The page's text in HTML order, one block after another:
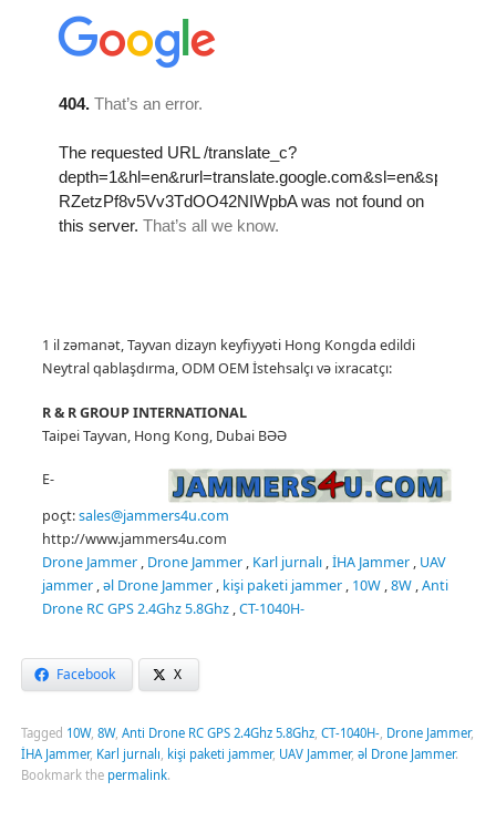
1 il zəmanət, Tayvan dizayn keyfiyyəti Hong Kongda edildi
Neytral qablaşdırma, ODM OEM İstehsalçıvə ixracatçı:
R & R GROUP INTERNATIONAL
Taipei Tayvan, Hong Kong, Dubai BƏƏ
E-
poçt:sales@jammers4u.com
http://www.jammers4u.com
Drone Jammer, Drone Jammer, Karl jurnalı,İHA Jammer, UAV
jammer,əl Drone Jammer, kişi paketi jammer, 10W,8W,Anti
Drone RC GPS 2.4Ghz 5.8Ghz,CT-1040H-
Facebook X
Tagged 10W, 8W, Anti Drone RC GPS 2.4Ghz 5.8Ghz, CT-1040H-, Drone Jammer,
İHA Jammer, Karl jurnalı, kişi paketi jammer, UAV Jammer, əl Drone Jammer.
Bookmark the permalink.